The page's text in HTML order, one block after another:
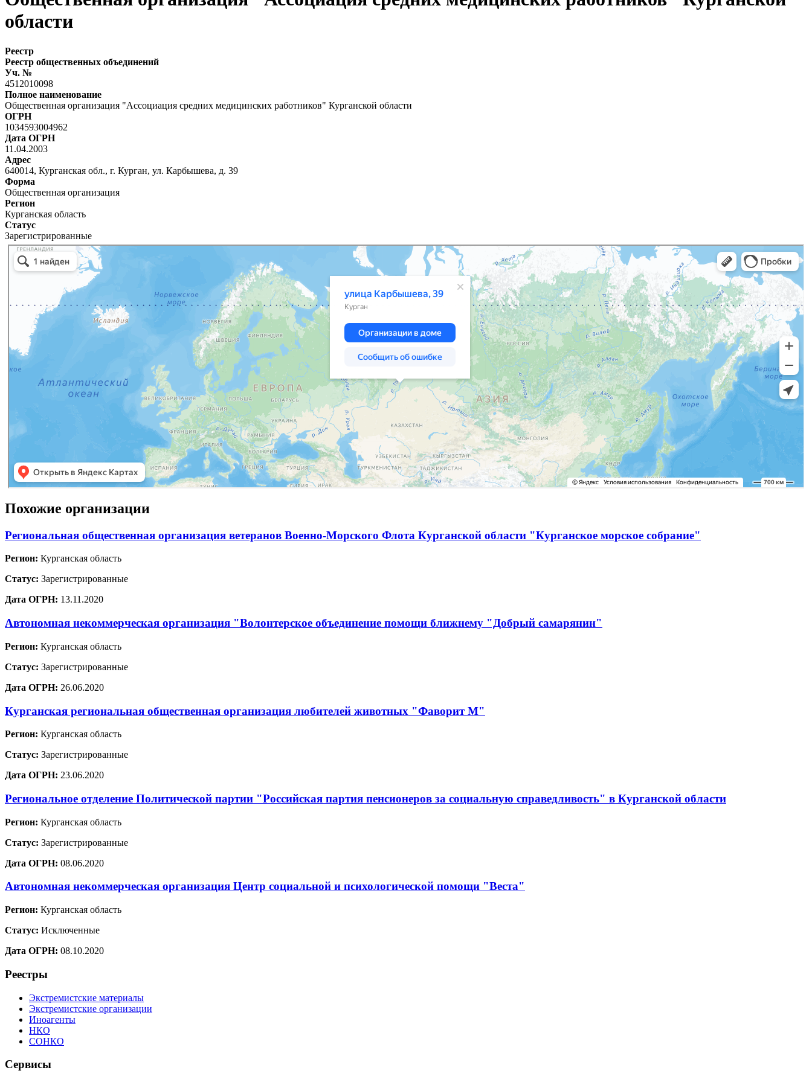
области
Реестр
Реестр общественных объединений
Уч. №
4512010098
Полное наименование
Общественная организация "Ассоциация средних медицинских работников" Курганской области
ОГРН
1034593004962
Дата ОГРН
11.04.2003
Адрес
640014, Курганская обл., г. Курган, ул. Карбышева, д. 39
Форма
Общественная организация
Регион
Курганская область
Статус
Зарегистрированные
Похожие организации
Региональная общественная организация ветеранов Военно-Морского Флота Курганской области "Курганское морское собрание"
Регион: Курганская область
Статус: Зарегистрированные
Дата ОГРН: 13.11.2020
Автономная некоммерческая организация "Волонтерское объединение помощи ближнему "Добрый самарянин"
Регион: Курганская область
Статус: Зарегистрированные
Дата ОГРН: 26.06.2020
Курганская региональная общественная организация любителей животных "Фаворит М"
Регион: Курганская область
Статус: Зарегистрированные
Дата ОГРН: 23.06.2020
Региональное отделение Политической партии "Российская партия пенсионеров за социальную справедливость" в Курганской области
Регион: Курганская область
Статус: Зарегистрированные
Дата ОГРН: 08.06.2020
Автономная некоммерческая организация Центр социальной и психологической помощи "Веста"
Регион: Курганская область
Статус: Исключенные
Дата ОГРН: 08.10.2020
Реестры
Экстремистские материалы
Экстремистские организации
Иноагенты
НКО
СОНКО
Сервисы